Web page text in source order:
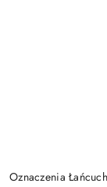
Oznaczenia